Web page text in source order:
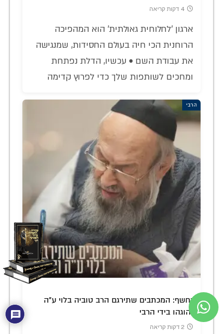
4 דקות קריאה
ארגון 'לחלוחית גאולתית' הוא המהפיכה
הרוחנית הכי חיה בעולם החסידות, שמנגישה
את עבודת השם • עכשיו, הדלת נפתחת
ומחכים לשותפות שלך כדי לפרוץ קדימה
הרבי
נחשף: המכתבים שתירגם הרב טוביה בלוי ע"ה
והוגהו בידי הרבי
2 דקות קריאה